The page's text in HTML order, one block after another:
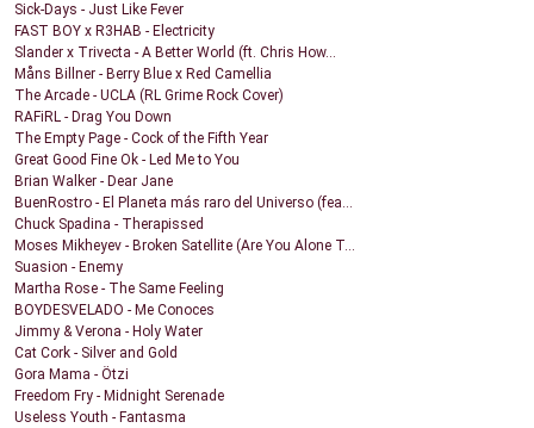
Sick-Days - Just Like Fever
FAST BOY x R3HAB - Electricity
Slander x Trivecta - A Better World (ft. Chris How...
Måns Billner - Berry Blue x Red Camellia
The Arcade - UCLA (RL Grime Rock Cover)
RAFiRL - Drag You Down
The Empty Page - Cock of the Fifth Year
Great Good Fine Ok - Led Me to You
Brian Walker - Dear Jane
BuenRostro - El Planeta más raro del Universo (fea...
Chuck Spadina - Therapissed
Moses Mikheyev - Broken Satellite (Are You Alone T...
Suasion - Enemy
Martha Rose - The Same Feeling
BOYDESVELADO - Me Conoces
Jimmy & Verona - Holy Water
Cat Cork - Silver and Gold
Gora Mama - Ötzi
Freedom Fry - Midnight Serenade
Useless Youth - Fantasma